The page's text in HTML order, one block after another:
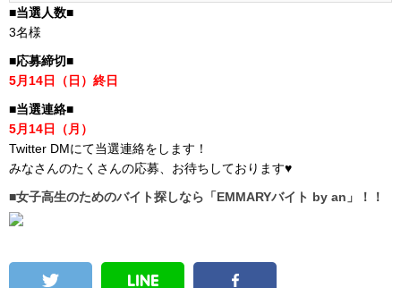
■当選人数■
3名様
■応募締切■
5月14日（日）終日
■当選連絡■
5月14日（月）
Twitter DMにて当選連絡をします！
みなさんのたくさんの応募、お待ちしております♥
■女子高生のためのバイト探しなら「EMMARYバイト by an」！！